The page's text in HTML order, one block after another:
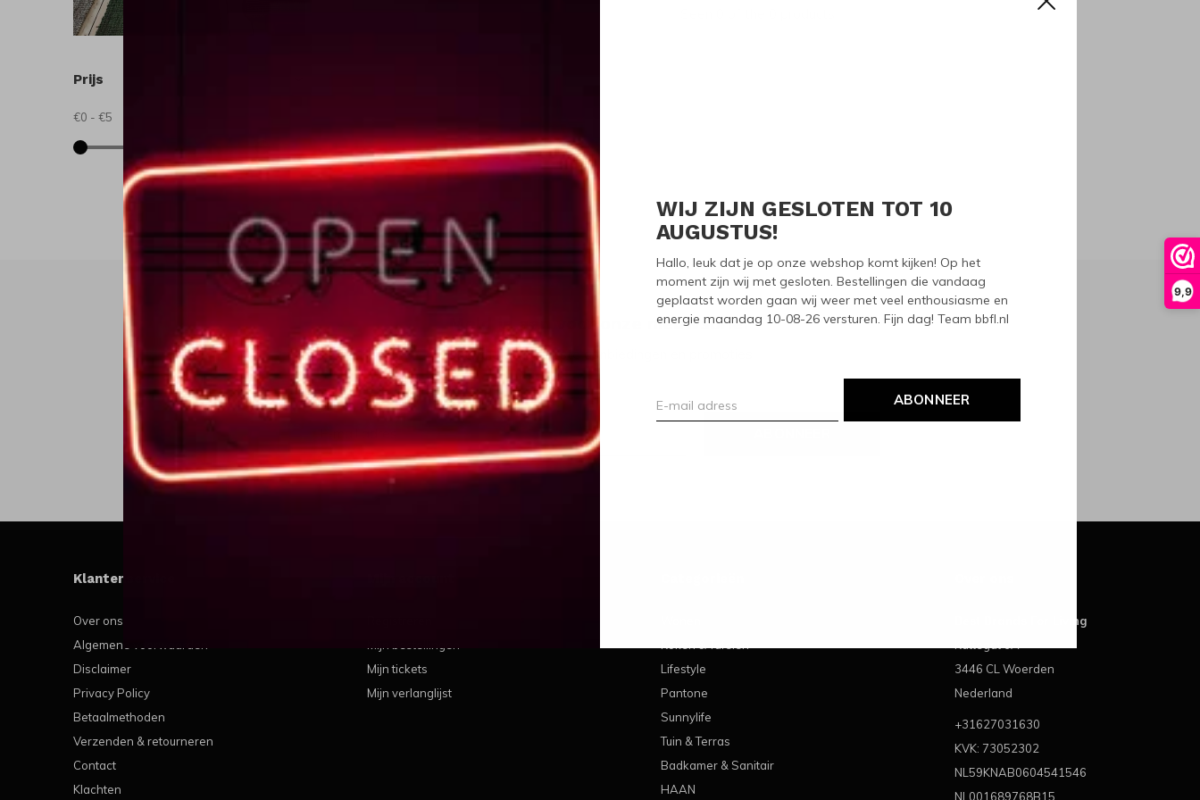
9,9
WIJ ZIJN GESLOTEN TOT 10
AUGUSTUS!
Hallo, leuk dat je op onze webshop komt kijken! Op het
moment zijn wij met gesloten. Bestellingen die vandaag
geplaatst worden gaan wij weer met veel enthousiasme en
energie maandag 10-08-26 versturen. Fijn dag! Team bbfl.nl
ABONNEER
Prijs
€0 - €5
Meld je aan voor onze nieuwsbrief
Ontvang de nieuwste aanbiedingen en promoties
Klantenservice
Over ons
Algemene voorwaarden
Disclaimer
Privacy Policy
Betaalmethoden
Verzenden & retourneren
Contact
Klachten
Mijn tickets
Mijn verlanglijst
Lifestyle
Pantone
Sunnylife
Tuin & Terras
Badkamer & Sanitair
HAAN
Best Brands For Living
3446 CL Woerden
Nederland
+31627031630
KVK: 73052302
NL59KNAB0604541546
NL001689768B15